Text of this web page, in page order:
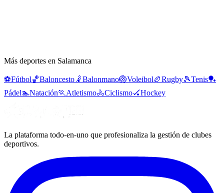
Más deportes en Salamanca
⚽Fútbol🏀Baloncesto 🤾Balonmano🏐Voleibol🏉Rugby🎾Tenis🏓
Pádel🏊Natación🏃 Atletismo🚴Ciclismo🏑Hockey
La plataforma todo-en-uno que profesionaliza la gestión de clubes
deportivos.